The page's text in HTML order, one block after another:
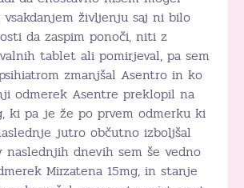
življenju saj ni bilo
da zaspim ponoči, niti z
tablet ali pomirjeval, pa sem
zmanjšal Asentro in ko
odmerek Asentre preklopil na
ki pa je že po prvem odmerku ki
jutro občutno izboljšal
naslednjih dnevih sem še vedno
Mirzatena 15mg, in stanje